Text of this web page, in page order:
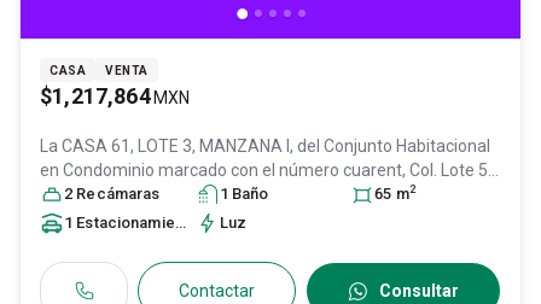
CASA VENTA
$1,217,864 MXN
La CASA 61, LOTE 3, MANZANA I, del Conjunto Habitacional
en Condominio marcado con el número cuarent, Col. Lote 50
D,Tultitlán, México , México, C.P. 54938 , ID:31023752
2 Recámaras 1 Baño 65 m2
1 Estacionamiento Luz
Contactar Consultar